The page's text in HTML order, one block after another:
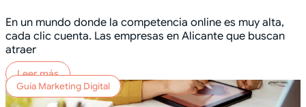
En un mundo donde la competencia online es muy alta,
cada clic cuenta. Las empresas en Alicante que buscan
atraer
Leer más
Guía Marketing Digital